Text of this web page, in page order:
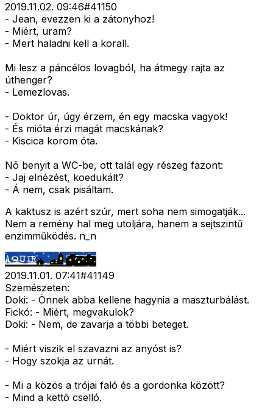
2019.11.02. 09:46#41150
- Jean, evezzen ki a zátonyhoz!
- Miért, uram?
- Mert haladni kell a korall.
Mi lesz a páncélos lovagból, ha átmegy rajta az
úthenger?
- Lemezlovas.
- Doktor úr, úgy érzem, én egy macska vagyok!
- És mióta érzi magát macskának?
- Kiscica korom óta.
Nõ benyit a WC-be, ott talál egy részeg fazont:
- Jaj elnézést, koedukált?
- Á nem, csak pisáltam.
A kaktusz is azért szúr, mert soha nem simogatják...
Nem a remény hal meg utoljára, hanem a sejtszintű
enzimműködés. n_n
2019.11.01. 07:41#41149
Szemészeten:
Doki: - Önnek abba kellene hagynia a maszturbálást.
Fickó: - Miért, megvakulok?
Doki: - Nem, de zavarja a többi beteget.
- Miért viszik el szavazni az anyóst is?
- Hogy szokja az urnát.
- Mi a közös a trójai faló és a gordonka között?
- Mind a kettõ cselló.